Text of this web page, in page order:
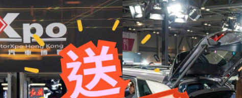
未完稅香煙抵港 六旬內地男被判囚6月
2億美元產業基金 深度布局AI Agent與行銷科技SaaS賽道
】滬指漲0.57%站上3900點整數關